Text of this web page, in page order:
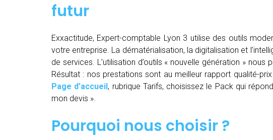
futur
Exxactitude, Expert-comptable Lyon 3 utilise des outils
votre entreprise. La dématérialisation, la digitalisation et
de services. L’utilisation d’outils « nouvelle génération »
Résultat : nos prestations sont au meilleur rapport qualité-
Page d’accueil, rubrique Tarifs, choisissez le Pack qui
mon devis ».
Pourquoi nous choisir ?